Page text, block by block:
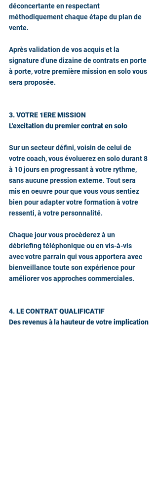
déconcertante en respectant
méthodiquement chaque étape du plan de
vente.
Après validation de vos acquis et la
signature d'une dizaine de contrats en porte
à porte, votre première mission en solo vous
sera proposée.
3. VOTRE 1ERE MISSION
L'excitation du premier contrat en solo
​Sur un secteur défini, voisin de celui de
votre coach, vous évoluerez en solo durant 8
à 10 jours en progressant à votre rythme,
sans aucune pression externe. Tout sera
mis en oeuvre pour que vous vous sentiez
bien pour adapter votre formation à votre
ressenti, à votre personnalité.
Chaque jour vous procèderez à un
débriefing téléphonique ou en vis-à-vis
avec votre parrain qui vous apportera avec
bienveillance toute son expérience pour
améliorer vos approches commerciales.
4. LE CONTRAT QUALIFICATIF
Des revenus à la hauteur de votre implication